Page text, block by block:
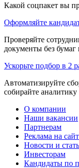
Какой соцпакет вы
Оформляйте
Проверяйте
документы без
Ускорьте подбор в 2
Автоматизируйте
собирайте
О компании
Наши вакансии
Партнерам
Реклама на
Новости и
Инвесторам
Кандидаты по